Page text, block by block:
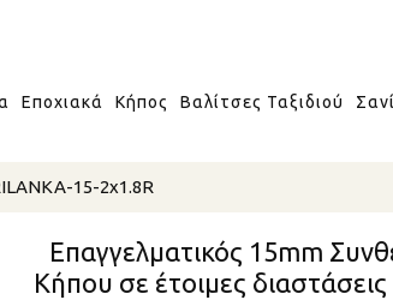
Εποχιακά Κήπος Βαλίτσες Ταξιδιού
15-2x1.8R
Επαγγελματικός 15mm
Κήπου σε έτοιμες